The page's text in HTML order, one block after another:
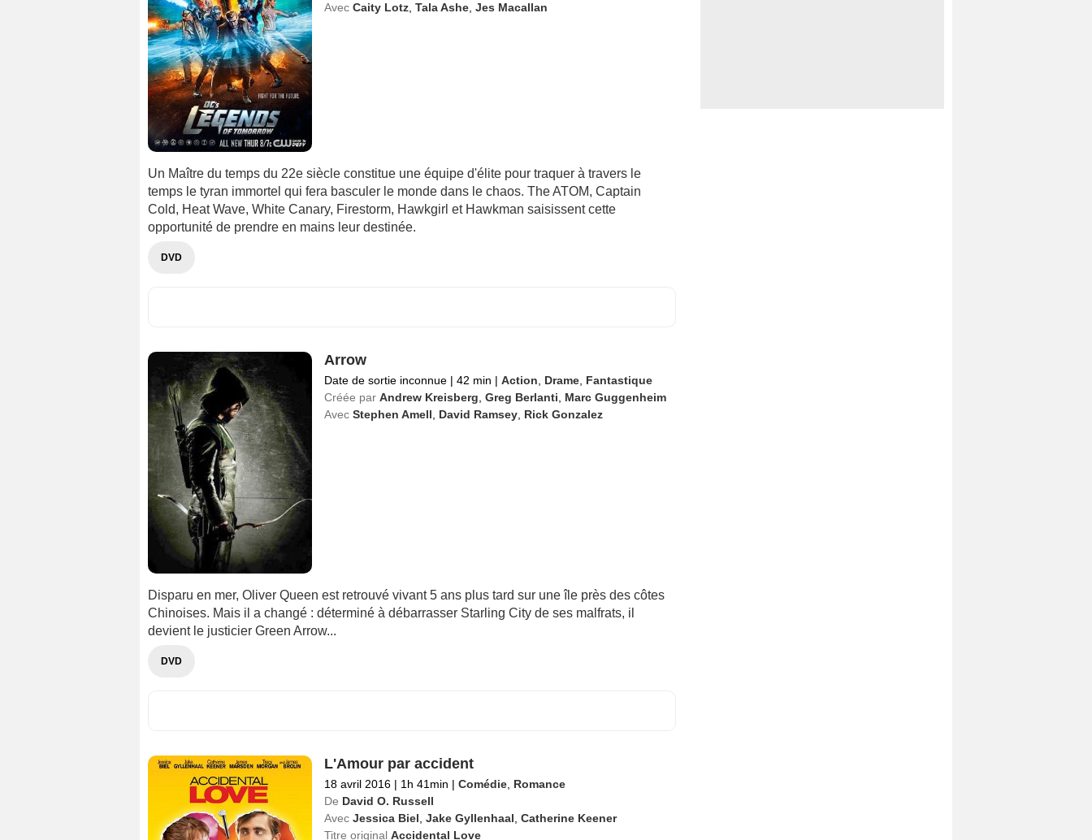
Avec Caity Lotz, Tala Ashe, Jes Macallan
Un Maître du temps du 22e siècle constitue une équipe d'élite pour traquer à travers le
temps le tyran immortel qui fera basculer le monde dans le chaos. The ATOM, Captain
Cold, Heat Wave, White Canary, Firestorm, Hawkgirl et Hawkman saisissent cette
opportunité de prendre en mains leur destinée.
DVD
Arrow
Date de sortie inconnue | 42 min | Action Drame, Fantastique
Créée par Andrew Kreisberg Greg Berlanti
Marc Guggenheim
Avec Stephen Amell David Ramsey, Rick Gonzalez
Disparu en mer, Oliver Queen est retrouvé vivant 5 ans plus tard sur une île près des côtes
Chinoises. Mais il a changé : déterminé à débarrasser Starling City de ses malfrats, il
devient le justicier Green Arrow...
DVD
L'Amour par accident
18 avril 2016 | 1h 41min | Comédie, Romance
De David O. Russell
Avec Jessica Biel, Jake Gyllenhaal, Catherine Keener
Titre original Accidental Love